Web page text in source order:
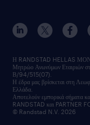
εκπαίδευση
υπηρεσίες inhouse
υπηρεσίες
workforce insights
επικοινώνησε μαζί μας
τα γραφεία μας
δελτία τύπου
οικονομικά στοιχεία
επικοινώνησε μαζί μας
Η RANDSTAD HELLAS
Μητρώο Ανωνύμων Εταιριών
Β/94/515(07).
Η έδρα μας βρίσκεται στη
Ελλάδα.
Αποτελούν εμπορικά σήματα
RANDSTAD και PARTNER
© Randstad N.V. 2026